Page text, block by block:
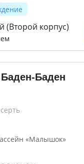
(Второй корпус)
Баден
«Малышок»